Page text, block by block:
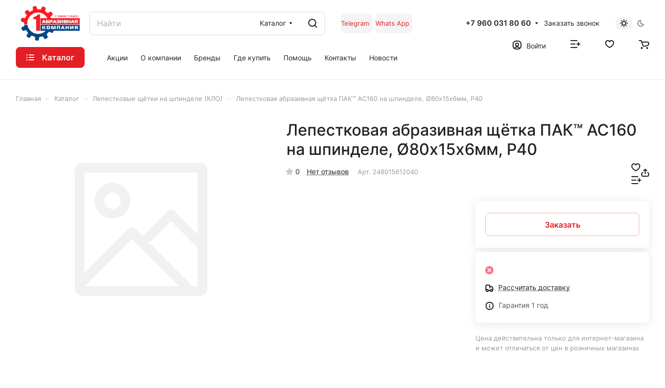
Каталог Telegram Whats App +7 960 031 80 60 Заказать звонок
Каталог Акции О компании Бренды Где купить Помощь Контакты Новости
Войти
Главная Каталог Лепестковые щётки на шпинделе (КЛО) Лепестковая абразивная щётка ПАК™ AC160 на шпинделе, Ø80х15х6мм, Р40
Лепестковая абразивная щётка ПАК™ AC160
на шпинделе, Ø80х15х6мм, Р40
0 Нет отзывов Арт. 248015612040
Заказать
Рассчитать доставку
Гарантия 1 год
Цена действительна только для интернет-магазина
и может отличаться от цен в розничных магазинах